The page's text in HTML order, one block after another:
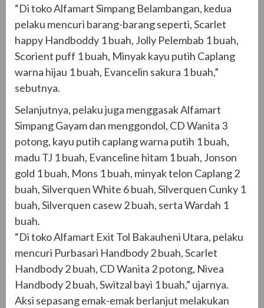
“Di toko Alfamart Simpang Belambangan, kedua
pelaku mencuri barang-barang seperti, Scarlet
happy Handboddy 1 buah, Jolly Pelembab 1 buah,
Scorient puff 1 buah, Minyak kayu putih Caplang
warna hijau 1 buah, Evancelin sakura 1 buah,”
sebutnya.
Selanjutnya, pelaku juga menggasak Alfamart
Simpang Gayam dan menggondol, CD Wanita 3
potong, kayu putih caplang warna putih 1 buah,
madu TJ 1 buah, Evanceline hitam 1 buah, Jonson
gold 1 buah, Mons 1 buah, minyak telon Caplang 2
buah, Silverquen White 6 buah, Silverquen Cunky 1
buah, Silverquen casew 2 buah, serta Wardah 1
buah.
“Di toko Alfamart Exit Tol Bakauheni Utara, pelaku
mencuri Purbasari Handbody 2 buah, Scarlet
Handbody 2 buah, CD Wanita 2 potong, Nivea
Handbody 2 buah, Switzal bayi 1 buah,” ujarnya.
Aksi sepasang emak-emak berlanjut melakukan